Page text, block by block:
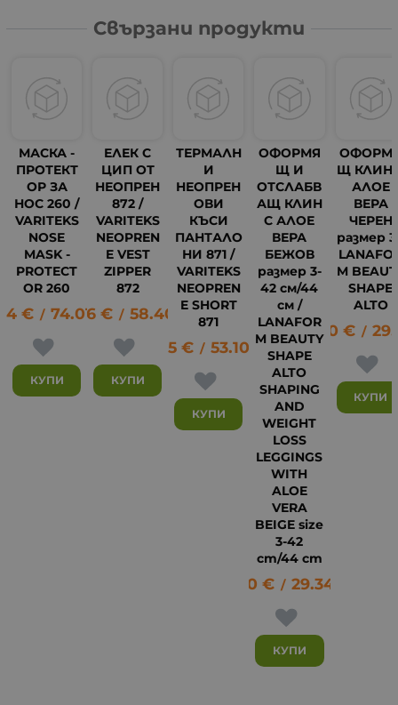
Свързани продукти
МАСКА -
ПРОТЕКТ
ОР ЗА
НОС 260 /
VARITEKS
NOSE
MASK -
PROTECT
OR 260
€ / 74.01 лв.
КУПИ
ЕЛЕК С
ЦИП ОТ
НЕОПРЕН
872 /
VARITEKS
NEOPREN
E VEST
ZIPPER
872
29.86 € / 58.40 лв.
КУПИ
ТЕРМАЛН
И
НЕОПРЕН
ОВИ
КЪСИ
ПАНТАЛО
НИ 871 /
VARITEKS
NEOPREN
E SHORT
871
27.15 € / 53.10 лв.
КУПИ
ОФОРМЯ
Щ И
ОТСЛАБВ
АЩ КЛИН
С АЛОЕ
ВЕРА
БЕЖОВ
размер 3-
42 см/44
см /
LANAFOR
M BEAUTY
SHAPE
ALTO
SHAPING
AND
WEIGHT
LOSS
LEGGINGS
WITH
ALOE
VERA
BEIGE size
3-42
cm/44 cm
15.00 € / 29.34
КУПИ
Щ КЛИН
АЛОЕ
ВЕРА
ЧЕРЕН
размер
M
SHAPE
ALTO
15.00 € /
КУПИ